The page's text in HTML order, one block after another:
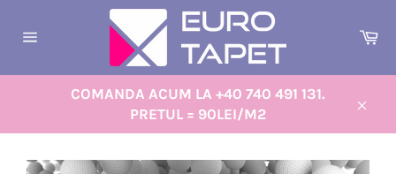
COMANDA ACUM LA +40 740 491 131.
PRETUL = 90LEI/M2